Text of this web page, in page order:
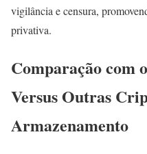
vigilância e censura,
privativa.
Comparação com
Versus Outras
Armazenamento